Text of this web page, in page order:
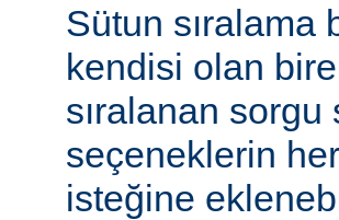
Sütun sıralama
kendisi olan
sıralanan
seçeneklerin
isteğine